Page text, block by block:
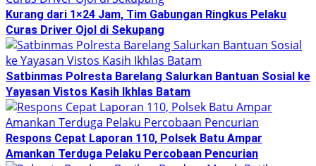
Kurang dari 1×24 Jam, Tim Gabungan Ringkus Pelaku
Curas Driver Ojol di Sekupang
Satbinmas Polresta Barelang Salurkan Bantuan Sosial ke
Yayasan Vistos Kasih Ikhlas Batam
Respons Cepat Laporan 110, Polsek Batu Ampar
Amankan Terduga Pelaku Percobaan Pencurian